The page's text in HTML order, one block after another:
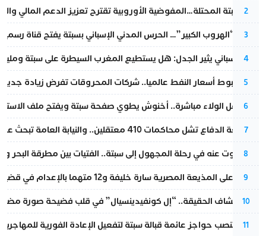
2
أزمة سبتة المحتلة…المفوضية الأوروبية تقترح تعزيز الدعم المالي
3
عملية “الهروب الكبير”… الحرس المدني الإسباني بسبتة يفتح قناة
4
تقرير إسباني يثير الجدل: هل يستطيع المغرب السيطرة على سبتة
5
رغم هبوط أسعار النفط عالميا.. شركات المحروقات تفرض زيادة
6
بعد حفل الولاء مباشرة.. أخنوش يطوي صفحة سبتة ويفتح ملف
7
مقاطعة الدفاع تشل محاكمات 410 معتقلين.. والنيابة العامة تبحث عن حل قانوني
8
المسكوت عنه في رحلة المجهول إلى سبتة.. الفتيات بين مطرقة البحر
9
الحكم على المذيعة المصرية سارة خليفة و12 متهما بالإعدام في قضية هزت بلاد الفراعنة
10
بعد انكشاف الحقيقة.. “إل كونفيدينسيال” في قلب فضيحة صورة
11
إسبانيا تنصب حواجز عائمة قبالة سبتة لتفعيل الإعادة الفورية للمهاجرين